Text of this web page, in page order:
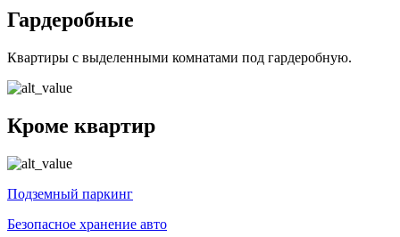
Гардеробные
Квартиры с выделенными комнатами под гардеробную.
Кроме квартир
Подземный паркинг
Безопасное хранение авто